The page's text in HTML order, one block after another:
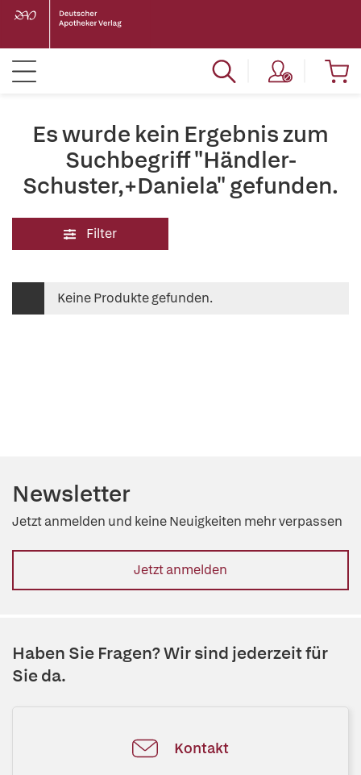
Es wurde kein Ergebnis zum
Suchbegriff "Händler-
Schuster,+Daniela" gefunden.
Filter
Keine Produkte gefunden.
Newsletter
Jetzt anmelden und keine Neuigkeiten mehr verpassen
Jetzt anmelden
Haben Sie Fragen? Wir sind jederzeit für
Sie da.
Kontakt